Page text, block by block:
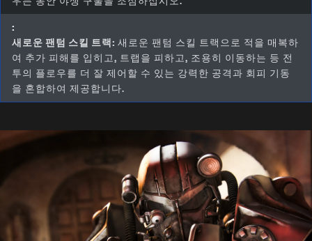
:
새로운 팬텀 스킬 트랙: 새로운 팬텀 스킬 트랙으로 적을 매복하
여 추가 피해를 입히고, 트랩을 피하고, 조용히 이동하는 등 전
투의 플로우를 더 잘 제어할 수 있는 강력한 공격과 회피 기동
을 혼합하여 제공합니다.